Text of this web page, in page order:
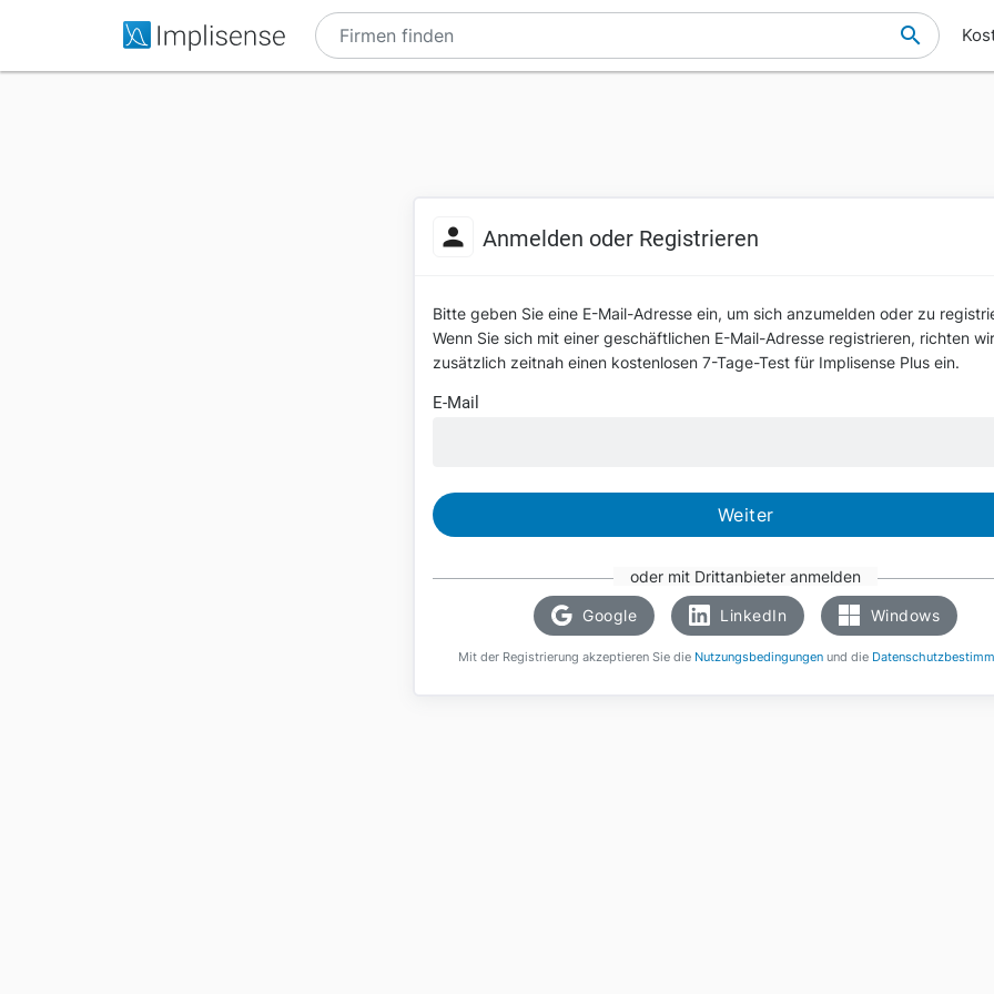
Anmelden oder Registrieren
Bitte geben Sie eine E-Mail-Adresse ein, um sich anzumelden oder zu
Wenn Sie sich mit einer geschäftlichen E-Mail-Adresse registrieren, richten
zusätzlich zeitnah einen kostenlosen 7-Tage-Test für Implisense Plus ein.
E-Mail
Weiter
oder mit Drittanbieter anmelden
Google LinkedIn Windows
Mit der Registrierung akzeptieren Sie die Nutzungsbedingungen und die